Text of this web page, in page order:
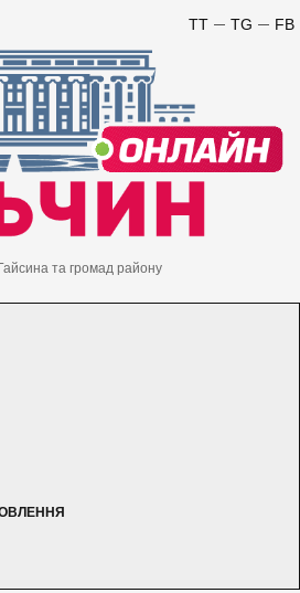
FB
TG
TT
та громад району